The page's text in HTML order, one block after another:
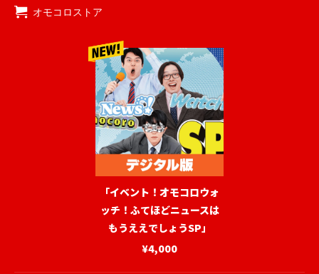
オモコロストア
「イベント！オモコロウォ
ッチ！ふてほどニュースは
もうええでしょうSP」
¥4,000